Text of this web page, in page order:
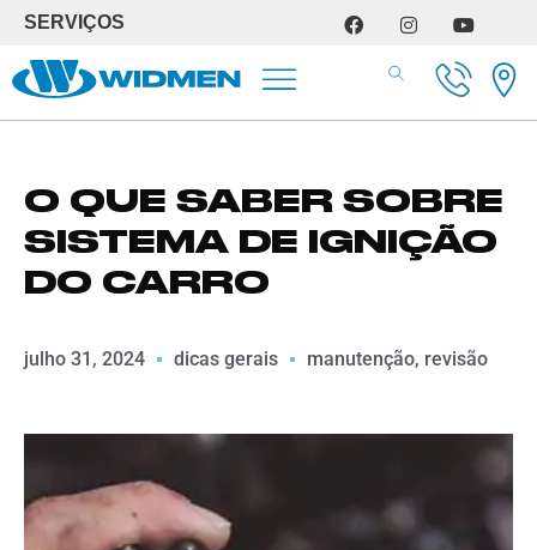
SERVIÇOS
O QUE SABER SOBRE
SISTEMA DE IGNIÇÃO
DO CARRO
julho 31, 2024 dicas gerais manutenção, revisão